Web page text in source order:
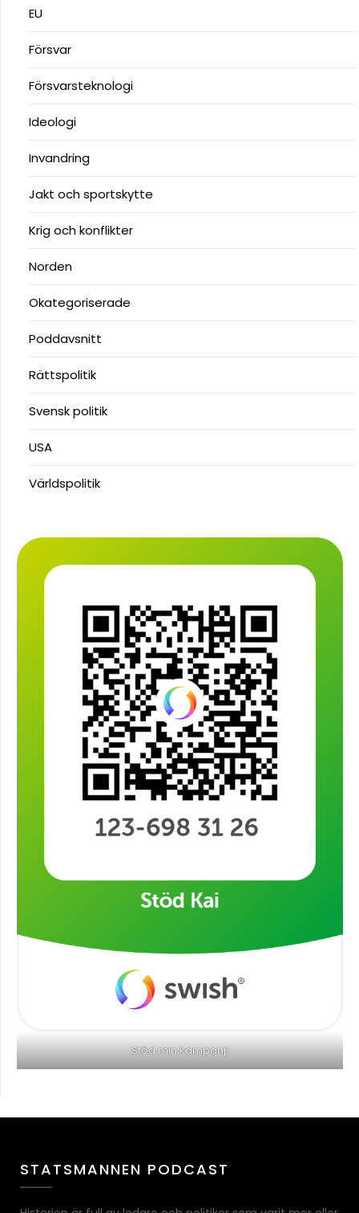
EU
Försvar
Försvarsteknologi
Ideologi
Invandring
Jakt och sportskytte
Krig och konflikter
Norden
Okategoriserade
Poddavsnitt
Rättspolitik
Svensk politik
USA
Världspolitik
Stöd min kampanj!
STATSMANNEN PODCAST